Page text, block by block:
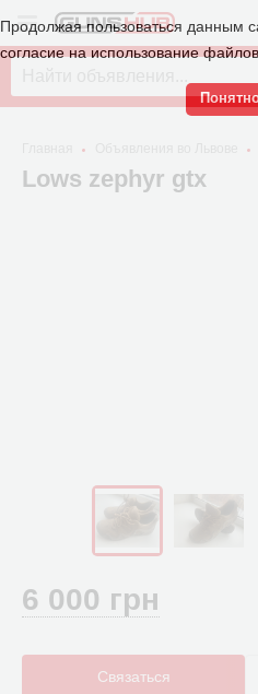
Продолжая пользоваться данным
согласие на использование
Lows zephyr gtx
6 000 грн
Связаться